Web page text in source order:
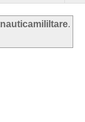
.